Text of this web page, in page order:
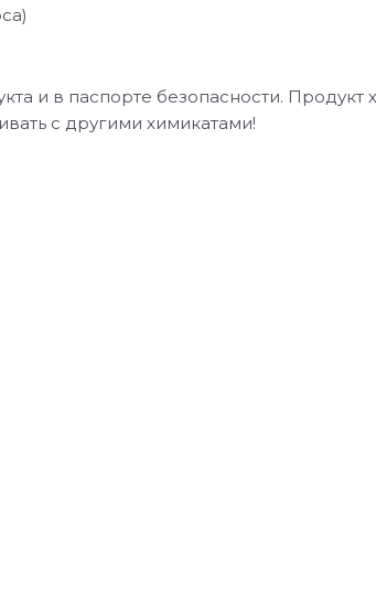
и в паспорте безопасности. Продукт
с другими химикатами!